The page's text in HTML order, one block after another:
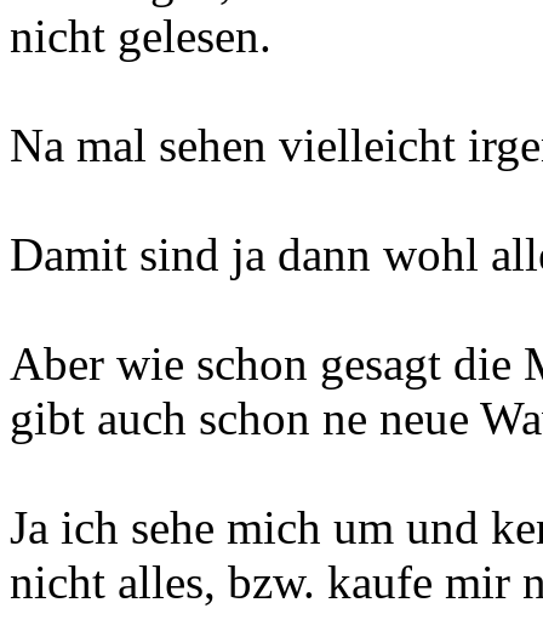
nicht gelesen.
Na mal sehen vielleicht
Damit sind ja dann wohl
Aber wie schon gesagt die
gibt auch schon ne neue
Ja ich sehe mich um und
nicht alles, bzw. kaufe mir